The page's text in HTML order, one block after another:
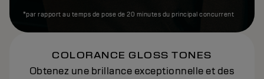
*par rapport au temps de pose de 20 minutes du principal concurrent
COLORANCE GLOSS TONES
Obtenez une brillance exceptionnelle et des